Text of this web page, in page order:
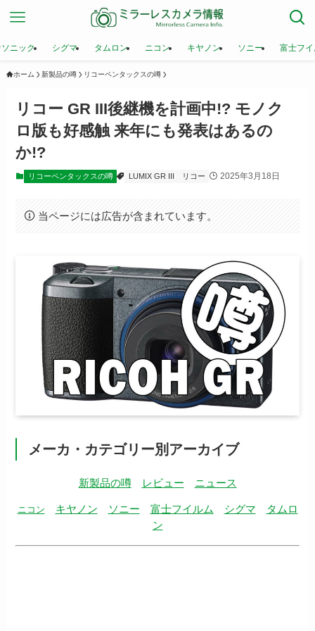
ニック シグマ タムロン ニコン キヤノン ソニー 富士フ
ホーム 新製品の噂 リコーペンタックスの噂
リコー GR III後継機を計画中!? モノク
ロ版も好感触 来年にも発表はあるの
か!?
リコーペンタックスの噂 LUMIX GR III リコー 2025年3月18日
当ページには広告が含まれています。
メーカ・カテゴリー別アーカイブ
新製品の噂 レビュー ニュース
ニコン キヤノン ソニー 富士フイルム シグマ
タムロ
ン